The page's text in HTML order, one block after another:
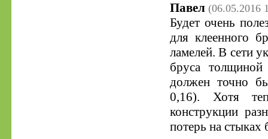
Павел (06.05.2016
Будет очень
для клеенного
ламелей. В сети
бруса
должен точно
0,16). Хотя
конструкции
потерь на стыках